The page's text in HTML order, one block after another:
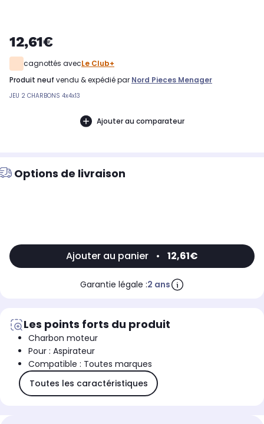
12,61€
cagnottés avecLe Club+
produit neuf vendu & expédié par Nord Pieces Menager
JEU 2 CHARBONS 4x4x13
Ajouter au comparateur
Options de livraison
Ajouter au panier • 12,61€
Garantie légale :2 ans
Les points forts du produit
Charbon moteur
Pour : Aspirateur
Compatible : Toutes marques
Toutes les caractéristiques